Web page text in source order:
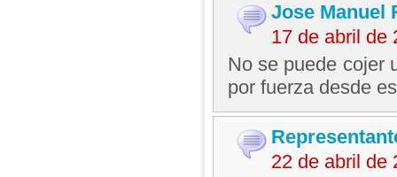
Jose Manuel
17 de abril de
No se puede cojer
por fuerza desde
22 de abril de